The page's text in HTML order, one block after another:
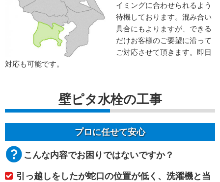
イミングに合わせられるよう
待機しております。混み合い
具合にもよりますが、できる
だけお客様のご要望に沿って
ご対応させて頂きます。即日
対応も可能です。
壁ピタ水栓の工事
プロに任せて安心
こんな内容でお困りではないですか？
引っ越しをしたが蛇口の位置が低く、洗濯機と当